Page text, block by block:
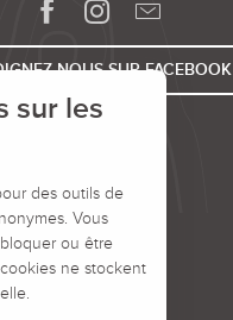
NOUS SUR FACEBOOK
sur les
des outils de
Vous
ou être
ne stockent